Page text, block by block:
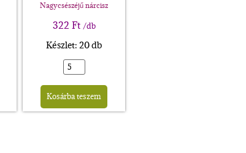
Alternative:
Nagycsészéjű nárcisz
322 Ft /db
Készlet: 20 db
Kosárba teszem